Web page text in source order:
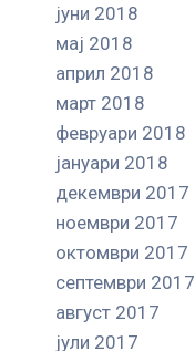
јуни 2018
мај 2018
април 2018
март 2018
февруари 2018
јануари 2018
декември 2017
ноември 2017
октомври 2017
септември 2017
август 2017
јули 2017